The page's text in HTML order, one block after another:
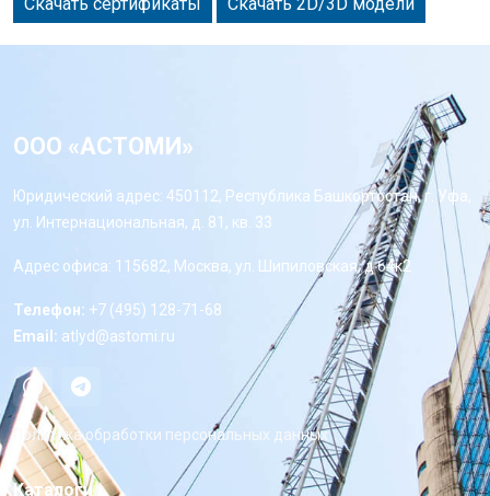
ООО «АСТОМИ»
Юридический адрес: 450112, Республика Башкортостан, г. Уфа,
ул. Интернациональная, д. 81, кв. 33
Адрес офиса: 115682, Москва, ул. Шипиловская, д 64к2
Телефон: +7 (495) 128-71-68
Email: atlyd@astomi.ru
Политика обработки персональных данных
Каталоги